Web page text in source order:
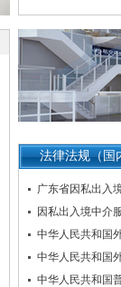
法律法规（国
广东省因私出入
因私出入境中介
中华人民共和国
中华人民共和国
中华人民共和国